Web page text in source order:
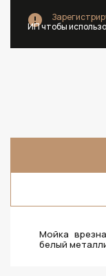
ИП чтобы
Мойка
белый